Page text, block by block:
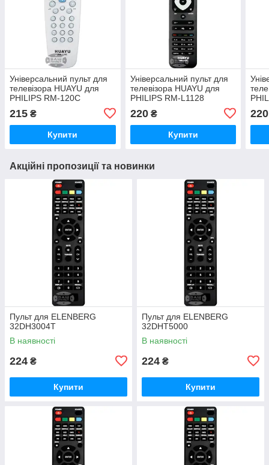
Універсальний пульт для
телевізора HUAYU для
PHILIPS RM-120C
215 ₴
Купити
Універсальний пульт для
телевізора HUAYU для
PHILIPS RM-L1128
220₴
Купити
220
Акційні пропозиції та новинки
Пульт для ELENBERG
32DH3004T
В наявності
224 ₴
Купити
Пульт для ELENBERG
32DHT5000
В наявності
224 ₴
Купити